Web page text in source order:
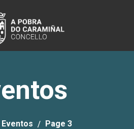
Eventos Page 3